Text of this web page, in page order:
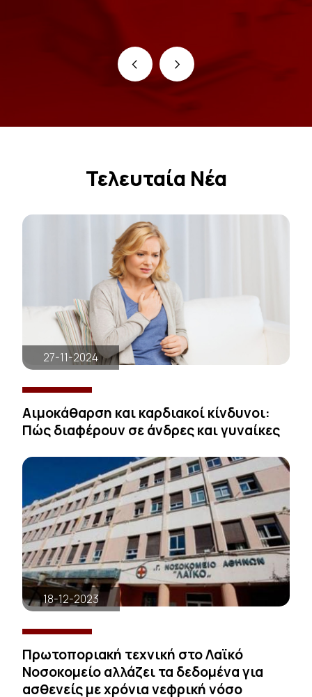
‹ ›
Τελευταία Νέα
27-11-2024
Αιμοκάθαρση και καρδιακοί κίνδυνοι:
Πώς διαφέρουν σε άνδρες και γυναίκες
18-12-2023
Πρωτοποριακή τεχνική στο Λαϊκό
Νοσοκομείο αλλάζει τα δεδομένα για
ασθενείς με χρόνια νεφρική νόσο